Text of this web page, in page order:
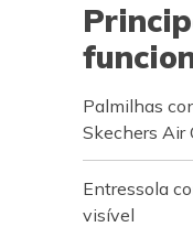
Palmilhas
Skechers Air
Entressola
visível